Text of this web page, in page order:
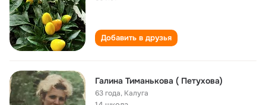
Добавить в друзья
Галина Тиманькова ( Петухова)
63 года, Калуга